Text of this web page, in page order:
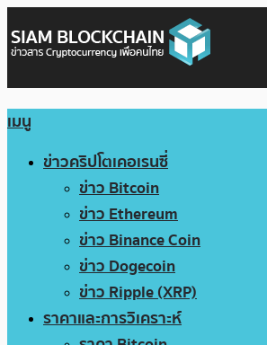
เมนู
ข่าวคริปโตเคอเรนซี่
ข่าว Bitcoin
ข่าว Ethereum
ข่าว Binance Coin
ข่าว Dogecoin
ข่าว Ripple (XRP)
ราคาและการวิเคราะห์